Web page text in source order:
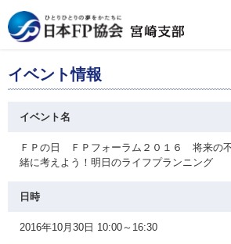
イベント情報
イベント名
ＦＰの日 ＦＰフォーラム２０１６ 将来の
緒に考えよう！明日のライフプランニング
日時
2016年10月30日 10:00～16:30